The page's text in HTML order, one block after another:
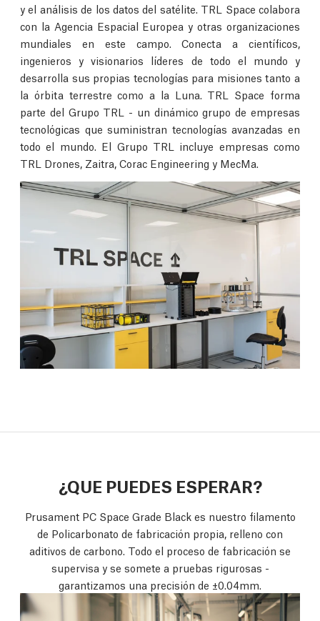
y el análisis de los datos del satélite. TRL Space colabora
con la Agencia Espacial Europea y otras organizaciones
mundiales en este campo. Conecta a científicos,
ingenieros y visionarios líderes de todo el mundo y
desarrolla sus propias tecnologías para misiones tanto a
la órbita terrestre como a la Luna. TRL Space forma
parte del Grupo TRL - un dinámico grupo de empresas
tecnológicas que suministran tecnologías avanzadas en
todo el mundo. El Grupo TRL incluye empresas como
TRL Drones, Zaitra, Corac Engineering y MecMa.
¿QUE PUEDES ESPERAR?
Prusament PC Space Grade Black es nuestro filamento
de Policarbonato de fabricación propia, relleno con
aditivos de carbono. Todo el proceso de fabricación se
supervisa y se somete a pruebas rigurosas -
garantizamos una precisión de ±0.04mm.